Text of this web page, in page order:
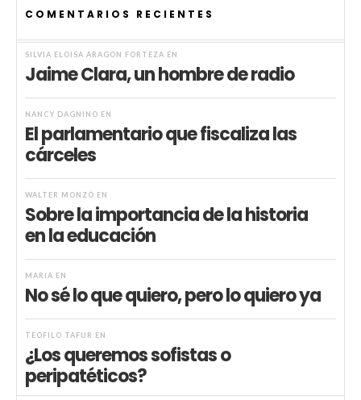
COMENTARIOS RECIENTES
SILVIA ELOISA ARAGÓN FORTEZA EN
Jaime Clara, un hombre de radio
NANCY DAGNINO EN
El parlamentario que fiscaliza las
cárceles
WALTER MONZÓ EN
Sobre la importancia de la historia
en la educación
MARIA EN
No sé lo que quiero, pero lo quiero ya
TEÓFILO TAFUR EN
¿Los queremos sofistas o
peripatéticos?